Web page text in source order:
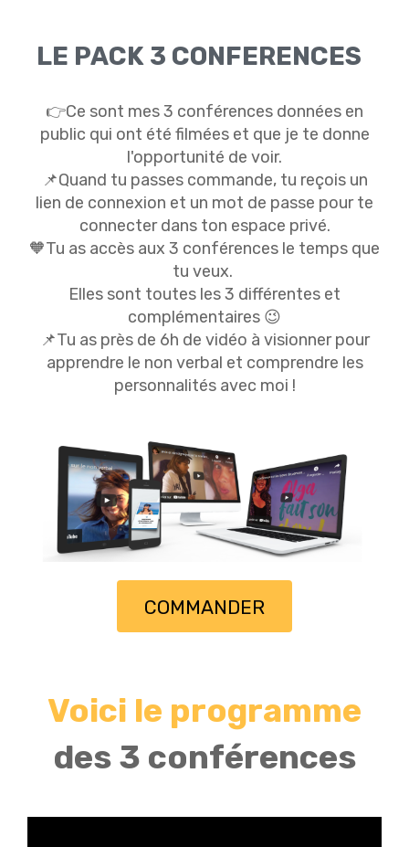
LE PACK 3 CONFERENCES
👉Ce sont mes 3 conférences données en
public qui ont été filmées et que je te donne
l'opportunité de voir.
📌Quand tu passes commande, tu reçois un
lien de connexion et un mot de passe pour te
connecter dans ton espace privé.
🧡Tu as accès aux 3 conférences le temps que
tu veux.
Elles sont toutes les 3 différentes et
complémentaires 😉
📌Tu as près de 6h de vidéo à visionner pour
apprendre le non verbal et comprendre les
personnalités avec moi !
COMMANDER
Voici le programme
des 3 conférences